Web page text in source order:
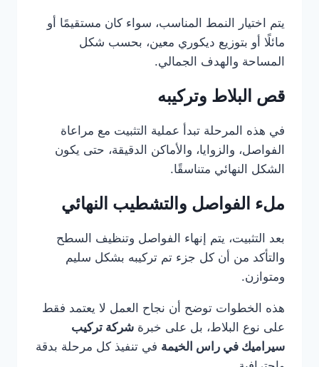
يتم اختيار النمط المناسب، سواء كان مستقيمًا أو
مائلًا أو بتوزيع ديكوري معين، بحسب شكل
المساحة والهدف الجمالي.
قص البلاط وتركيبه
في هذه المرحلة تبدأ عملية التثبيت مع مراعاة
الفواصل، والزوايا، والأماكن الدقيقة، حتى يكون
الشكل النهائي متناسقًا.
ملء الفواصل والتشطيب النهائي
بعد التثبيت، يتم إنهاء الفواصل وتنظيف السطح
والتأكد من أن كل جزء تم تركيبه بشكل سليم
ومتوازن.
هذه الخطوات توضح أن نجاح العمل لا يعتمد فقط
على نوع البلاط، بل على خبرة شركة تركيب
سيراميك في راس الخيمة في تنفيذ كل مرحلة بدقة